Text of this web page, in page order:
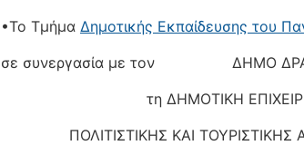
•Το Τμήμα Δημοτικής Εκπαίδευσης του
σε συνεργασία με τον ΔΗΜΟ
τη ΔΗΜΟΤΙΚΗ ΕΠΙΧΕΙΡΗΣΗ
ΠΟΛΙΤΙΣΤΙΚΗΣ ΚΑΙ ΤΟΥΡΙΣΤΙΚΗΣ